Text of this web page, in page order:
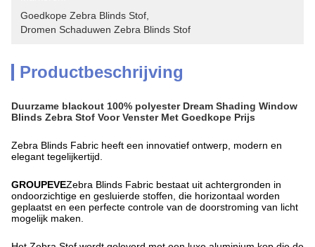
Goedkope Zebra Blinds Stof
Dromen Schaduwen Zebra Blinds Stof
Productbeschrijving
Duurzame blackout 100% polyester Dream Shading Window
Blinds Zebra Stof Voor Venster Met Goedkope Prijs
Zebra Blinds Fabric heeft een innovatief ontwerp, modern en
elegant tegelijkertijd.
GROUPEVEZebra Blinds Fabric bestaat uit achtergronden in
ondoorzichtige en gesluierde stoffen, die horizontaal worden
geplaatst en een perfecte controle van de doorstroming van licht
mogelijk maken.